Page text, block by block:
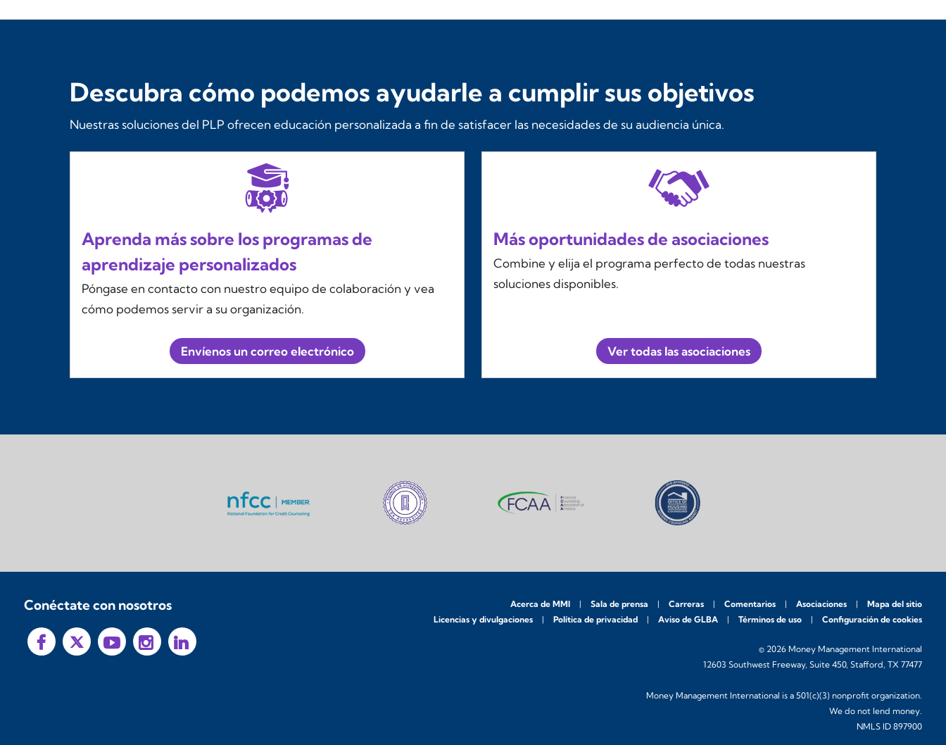
Descubra cómo podemos ayudarle a cumplir sus objetivos
Nuestras soluciones del PLP ofrecen educación personalizada a fin de satisfacer las necesidades de su audiencia única.
Aprenda más sobre los programas de
aprendizaje personalizados
Póngase en contacto con nuestro equipo de colaboración y vea
cómo podemos servir a su organización.
Envíenos un correo electrónico
Más oportunidades de asociaciones
Combine y elija el programa perfecto de todas nuestras
soluciones disponibles.
Ver todas las asociaciones
Conéctate con nosotros Acerca de MMI Sala de prensa Carreras Comentarios Asociaciones
Mapa del sitio
Licencias y divulgaciones
Política de privacidad Aviso de GLBA Términos de uso Configuración de cookies
© 2026 Money Management International
12603 Southwest Freeway, Suite 450, Stafford, TX 77477
Money Management International is a 501(c)(3) nonprofit organization.
We do not lend money.
NMLS ID 897900